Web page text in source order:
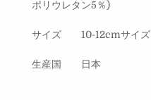
ポリウレタン5％)
サイズ 10-12cmサイズ
生産国 日本